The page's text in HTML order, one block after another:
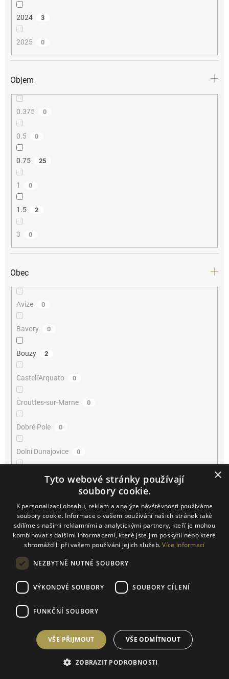
2024 3
2025 0
Objem
0.375 0
0.5 0
0.75 25
1 0
1.5 2
3 0
Obec
Avize 0
Bavory 0
Bouzy 2
Castell'Arquato 0
Crouttes-sur-Marne 0
Dobré Pole 0
Dolní Dunajovice 0
Dolní Kounice 0
Horní Bojanovice 1
Josefov
Kurdějov 0
×
Tyto webové stránky používají
soubory cookie.
K personalizaci obsahu, reklam a analýze návštěvnosti používáme
soubory cookie. Informace o vašem používání našich stránek také
sdílíme s našimi reklamními a analytickými partnery, kteří je mohou
kombinovat s dalšími informacemi, které jste jim poskytli nebo které
shromáždili při vašem používání jejich služeb.Více informací
NEZBYTNĚ NUTNÉ SOUBORY
VÝKONOVÉ SOUBORY SOUBORY CÍLENÍ
FUNKČNÍ SOUBORY
VŠE PŘIJMOUT VŠE ODMÍTNOUT
ZOBRAZIT PODROBNOSTI